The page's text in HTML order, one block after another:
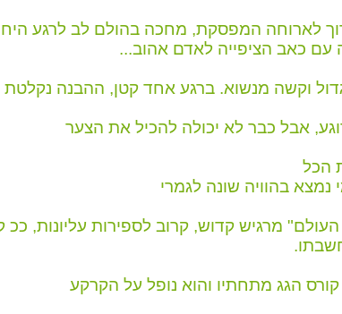
לארוחה המפסקת, מחכה בהולם לב לרגע
עם כאב הציפייה לאדם אהוב...
וקשה מנשוא. ברגע אחד קטן, ההבנה
אבל כבר לא יכולה להכיל את הצער
הכל
בהוויה שונה לגמרי
העולם" מרגיש קדוש, קרוב לספירות עליונות,
הגג מתחתיו והוא נופל על הקרקע